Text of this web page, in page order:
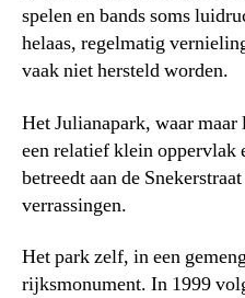
spelen en bands soms
helaas, regelmatig
vaak niet hersteld worden.
Het Julianapark, waar
een relatief klein oppervlak
betreedt aan de
verrassingen.
Het park zelf, in een
rijksmonument. In 1999